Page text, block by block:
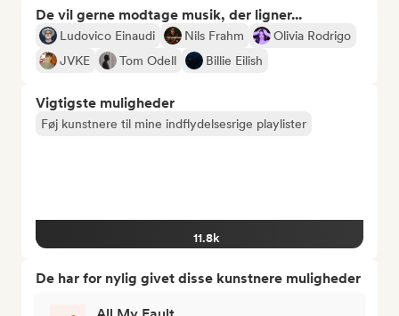
De vil gerne modtage musik, der ligner...
Ludovico Einaudi Nils Frahm
Olivia Rodrigo
JVKE
Tom Odell Billie Eilish
Vigtigste muligheder
Føj kunstnere til mine indflydelsesrige playlister
11.8k
De har for nylig givet disse kunstnere muligheder